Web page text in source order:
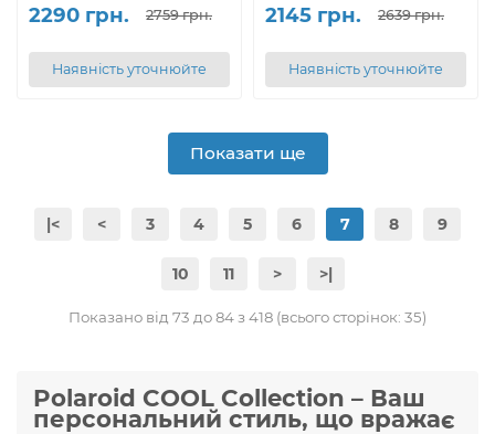
2290 грн. 2759 грн.
Наявність уточнюйте
2145 грн. 2639 грн.
Наявність уточнюйте
Показати ще
|< < 3 4 5 6 7 8 9
10 11 > >|
Показано від 73 до 84 з 418 (всього сторінок: 35)
Polaroid COOL Collection – Ваш
персональний стиль, що вражає